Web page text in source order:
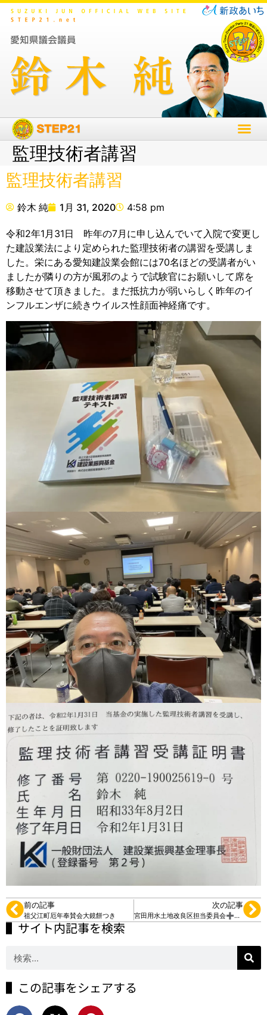
監理技術者講習
監理技術者講習
鈴木 純 1月 31, 2020 4:58 pm
令和2年1月31日 昨年の7月に申し込んでいて入院で変更し
た建設業法により定められた監理技術者の講習を受講しま
した。栄にある愛知建設業会館には70名ほどの受講者がい
ましたが隣りの方が風邪のようで試験官にお願いして席を
移動させて頂きました。まだ抵抗力が弱いらしく昨年のイ
ンフルエンザに続きウイルス性顔面神経痛です。
前の記事
祖父江町厄年奉賛会大鏡餅つき
次の記事
宮田用水土地改良区担当委員会➕すてっぷ君
▌サイト内記事を検索
▌この記事をシェアする